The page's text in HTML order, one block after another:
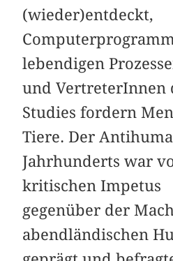
(wieder)entdeckt,
lebendigen
und VertreterInnen
Studies fordern
Tiere. Der
Jahrhunderts war
kritischen Impetus
gegenüber der
abendländischen